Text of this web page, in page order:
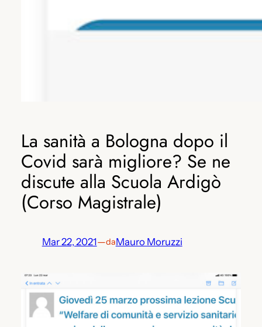
La sanità a Bologna dopo il
Covid sarà migliore? Se ne
discute alla Scuola Ardigò
(Corso Magistrale)
Mar 22, 2021—daMauro Moruzzi